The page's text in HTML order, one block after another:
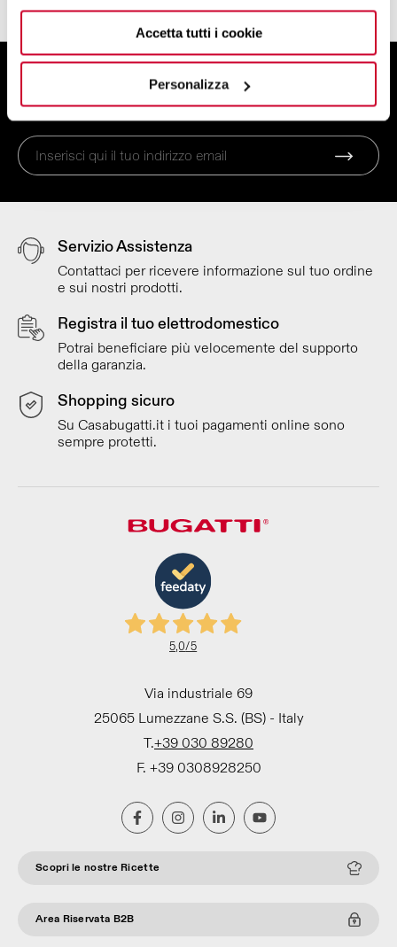
Accetta tutti i cookie
Personalizza
ISCRIVITI ALLA NEWSLETTER
E ottieni uno sconto del 10% sul tuo ordine!
Servizio Assistenza
Contattaci per ricevere informazione sul tuo ordine
e sui nostri prodotti.
Registra il tuo elettrodomestico
Potrai beneficiare più velocemente del supporto
della garanzia.
Shopping sicuro
Su Casabugatti.it i tuoi pagamenti online sono
sempre protetti.
5,0/5
Via industriale 69
25065 Lumezzane S.S. (BS) - Italy
T.+39 030 89280
F. +39 0308928250
Scopri le nostre Ricette
Area Riservata B2B